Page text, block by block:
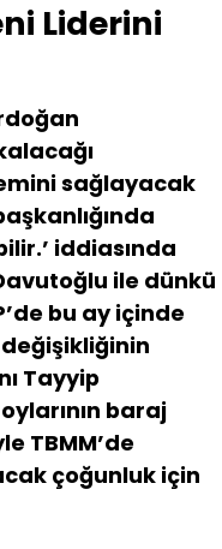
Liderini
sağlayacak
iddiasında
ile dünkü
bu ay içinde
Tayyip
oylarının baraj
TBMM’de
çoğunluk için